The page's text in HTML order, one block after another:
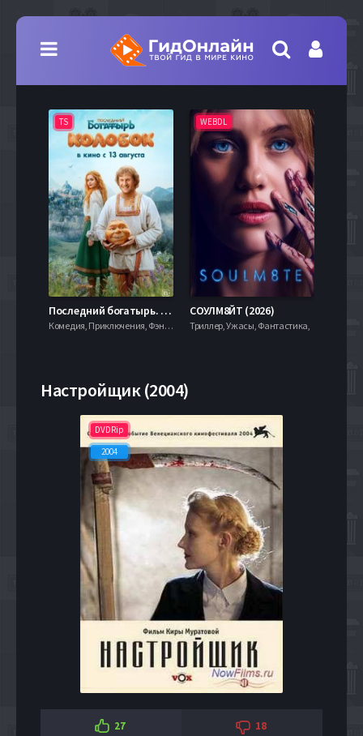
TS
Последний богатырь. Колобок (2026)
Комедия, Приключения, Фэнтези,
WEBDL
СОУЛМ8ЙТ (2026)
Триллер, Ужасы, Фантастика,
Настройщик (2004)
DVDRip
2004
27 18